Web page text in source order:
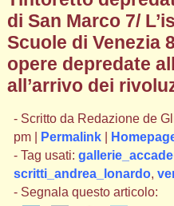
di San Marco 7/
Scuole di Venezia
opere depredate
all’arrivo dei
- Scritto da Redazione de
pm |
Permalink|
- Tag usati:
scritti_andrea_lonardo,
- Segnala questo articolo: